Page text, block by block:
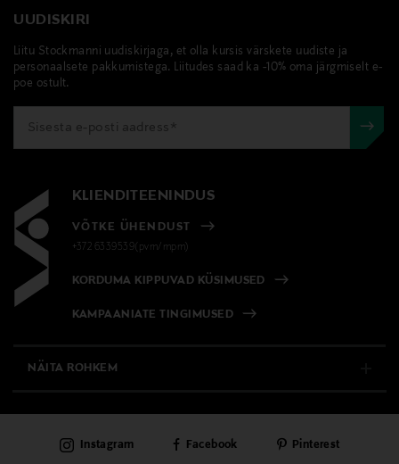
UUDISKIRI
Liitu Stockmanni uudiskirjaga, et olla kursis värskete uudiste ja
personaalsete pakkumistega. Liitudes saad ka -10% oma järgmiselt e-
poe ostult.
KLIENDITEENINDUS
VÕTKE ÜHENDUST
+372 6339539(pvm/mpm)
KORDUMA KIPPUVAD KÜSIMUSED
KAMPAANIATE TINGIMUSED
NÄITA ROHKEM
PÜSIKLIENDITEENINDUS
Instagram Facebook Pinterest